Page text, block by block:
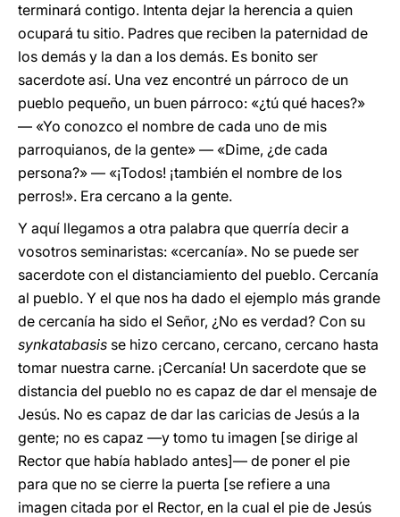
terminará contigo. Intenta dejar la herencia a quien
ocupará tu sitio. Padres que reciben la paternidad de
los demás y la dan a los demás. Es bonito ser
sacerdote así. Una vez encontré un párroco de un
pueblo pequeño, un buen párroco: «¿tú qué haces?»
— «Yo conozco el nombre de cada uno de mis
parroquianos, de la gente» — «Dime, ¿de cada
persona?» — «¡Todos! ¡también el nombre de los
perros!». Era cercano a la gente.
Y aquí llegamos a otra palabra que querría decir a
vosotros seminaristas: «cercanía». No se puede ser
sacerdote con el distanciamiento del pueblo. Cercanía
al pueblo. Y el que nos ha dado el ejemplo más grande
de cercanía ha sido el Señor, ¿No es verdad? Con su
synkatabasis se hizo cercano, cercano, cercano hasta
tomar nuestra carne. ¡Cercanía! Un sacerdote que se
distancia del pueblo no es capaz de dar el mensaje de
Jesús. No es capaz de dar las caricias de Jesús a la
gente; no es capaz —y tomo tu imagen [se dirige al
Rector que había hablado antes]— de poner el pie
para que no se cierre la puerta [se refiere a una
imagen citada por el Rector, en la cual el pie de Jesús